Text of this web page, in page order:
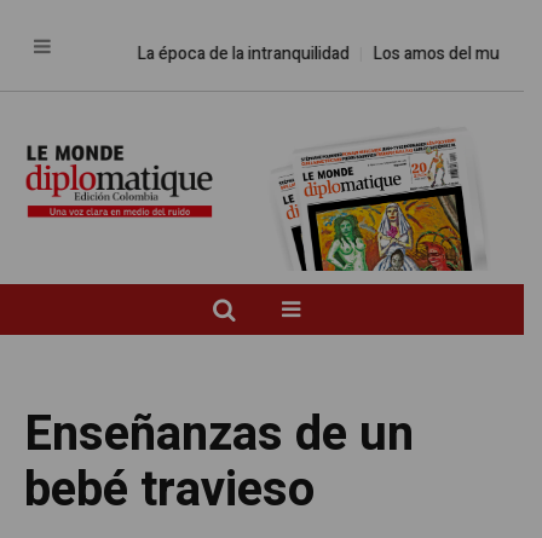
La época de la intranquilidad Los amos del mundo
Enseñanzas de un
bebé travieso